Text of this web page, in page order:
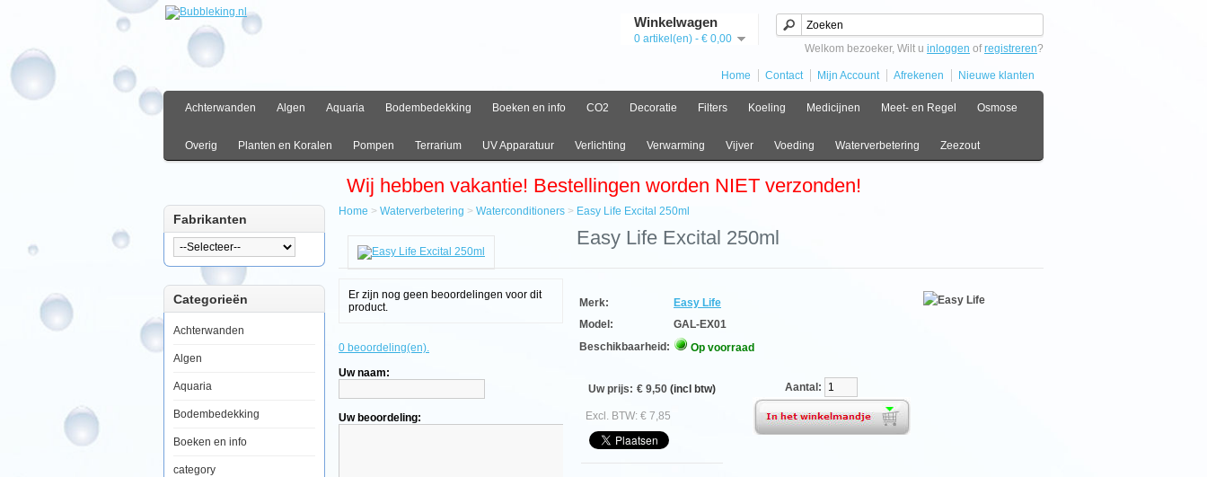
Winkelwagen
0 artikel(en) - € 0,00
Welkom bezoeker, Wilt u inloggen ofregistreren?
Home Contact Mijn Account Afrekenen Nieuwe klanten
Achterwanden Algen Aquaria Bodembedekking Boeken en info CO2 Decoratie Filters Koeling Medicijnen Meet- en Regel Osmose
Overig Planten en Koralen Pompen Terrarium UV Apparatuur Verlichting Verwarming Vijver Voeding Waterverbetering Zeezout
Wij hebben vakantie! Bestellingen worden NIET verzonden!
Fabrikanten
Categorieën
Achterwanden
Algen
Aquaria
Bodembedekking
Boeken en info
category
Waterverbetering
Waterconditioners
Life
Excital
Easy
Life
Home > Waterverbetering > Waterconditioners > Easy Life Excital 250ml
Er zijn nog geen beoordelingen voor dit
product.
0 beoordeling(en).
Uw naam:
Uw beoordeling:
Easy Life Excital 250ml
Merk:
Easy Life
Model:
GAL-EX01
Beschikbaarheid:
Op voorraad
Uw prijs: € 9,50 (incl btw)
Excl. BTW: € 7,85
Aantal: